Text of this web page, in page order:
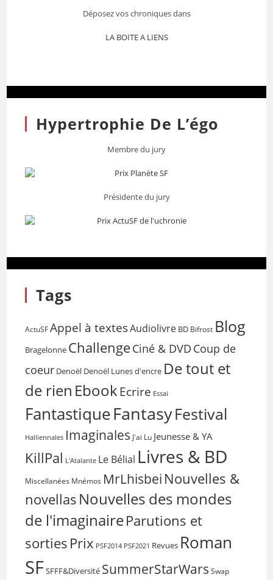
Déposez vos chroniques dans
LA BOITE A LIENS
Hypertrophie De L’égo
Membre du jury
Présidente du jury
Tags
ActuSF Appel à textesAudiolivre BD Bifrost Blog
Bragelonne ChallengeCiné & DVD Coup de
coeur Denoël Denoël Lunes d'encre De tout et
de rien EbookEcrire Essai
FantastiqueFantasyFestival
Halliennales Imaginales J'ai Lu Jeunesse & YA
KillPal L'Atalante Le Bélial Livres & BD
Miscellanées Mnémos MrLhisbei Nouvelles &
novellas Nouvelles des mondes
de l'imaginaireParutions et
sorties Prix PSF2014 PSF2021 Revues Roman
SFSFFF&Diversité SummerStarWars Swap